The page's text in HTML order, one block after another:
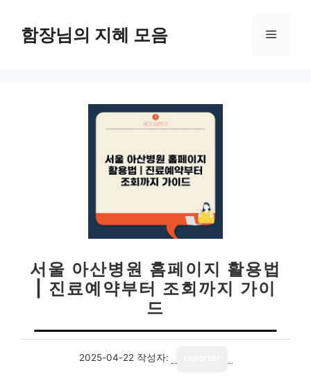
함장님의 지혜 모음 메
서울 아산병원 홈페이지 활용법
| 진료예약부터 조회까지 가이
드
2025-04-22 작성자: